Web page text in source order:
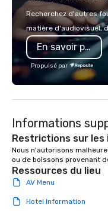
Recherchez d'autres
matière d'audiovisuel,
En savoir plus
Propulsé par
Informations
Restrictions sur
Nous n'autorisons
ou de boissons provenant
Ressources du lieu
AV Menu
Hotel Information